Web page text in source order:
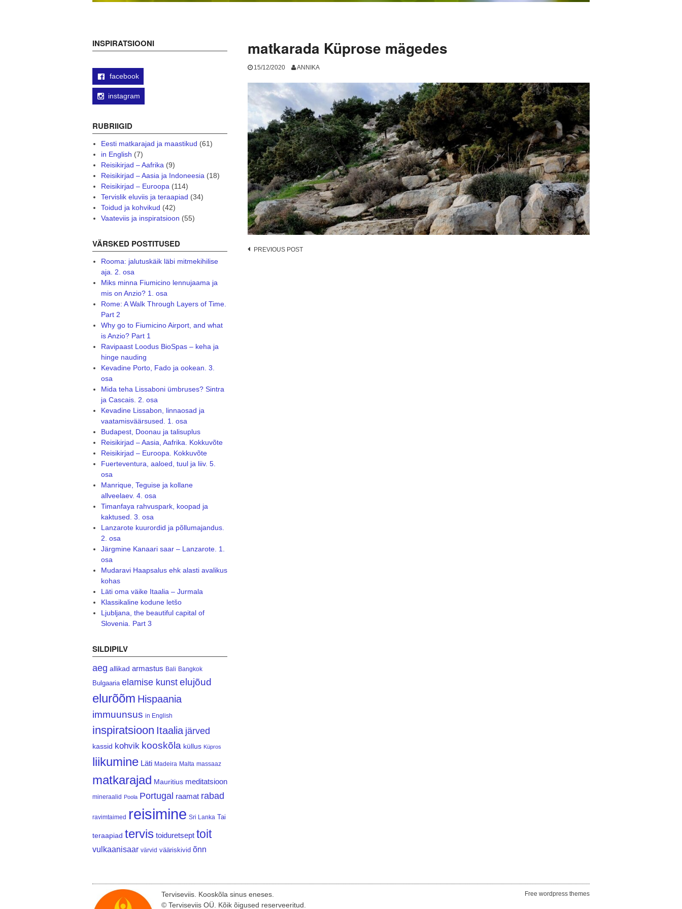
matkarada Küprose mägedes
15/12/2020 ANNIKA
Post
PREVIOUS POST
INSPIRATSIOONI
facebook
instagram
RUBRIIGID
Eesti matkarajad ja maastikud (61)
in English (7)
Reisikirjad – Aafrika(9)
Reisikirjad – Aasia ja Indoneesia(18)
Reisikirjad – Euroopa(114)
Tervislik eluviis ja teraapiad (34)
Toidud ja kohvikud (42)
Vaateviis ja inspiratsioon (55)
VÄRSKED POSTITUSED
Rooma: jalutuskäik läbi mitmekihilise
aja. 2. osa
Miks minna Fiumicino lennujaama ja
mis on Anzio? 1. osa
Rome: A Walk Through Layers of Time.
Part 2
Why go to Fiumicino Airport, and what
is Anzio? Part 1
Ravipaast Loodus BioSpas – keha ja
hinge nauding
Kevadine Porto, Fado ja ookean. 3.
osa
Mida teha Lissaboni ümbruses? Sintra
ja Cascais. 2. osa
Kevadine Lissabon, linnaosad ja
vaatamisväärsused. 1. osa
Budapest, Doonau ja talisuplus
Reisikirjad – Aasia, Aafrika. Kokkuvõte
Reisikirjad – Euroopa. Kokkuvõte
Fuerteventura, aaloed, tuul ja liiv. 5.
osa
Manrique, Teguise ja kollane
allveelaev. 4. osa
Timanfaya rahvuspark, koopad ja
kaktused. 3. osa
Lanzarote kuurordid ja põllumajandus.
2. osa
Järgmine Kanaari saar – Lanzarote. 1.
osa
Mudaravi Haapsalus ehk alasti avalikus
kohas
Läti oma väike Itaalia – Jurmala
Klassikaline kodune letšo
Ljubljana, the beautiful capital of
Slovenia. Part 3
SILDIPILV
aeg allikad armastus Bali Bangkok
Bulgaaria elamise kunst elujõud
elurõõm Hispaania
immuunsus in English
inspiratsioon Itaalia järved
kassid kohvik kooskõla küllus Küpros
liikumine Läti Madeira Malta massaaz
matkarajad Mauritius meditatsioon
mineraalid Poola Portugal raamat rabad
ravimtaimed reisimine Sri Lanka Tai
teraapiad tervis toiduretsept toit
vulkaanisaar värvid vääriskivid õnn
Terviseviis. Kooskõla sinus eneses.
© Terviseviis OÜ. Kõik õigused reserveeritud.
Free wordpress themes